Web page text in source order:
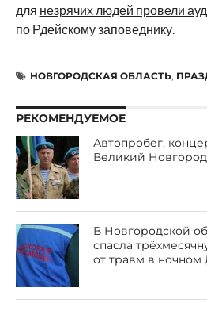
для незрячих людей провели
по Рдейскому заповеднику.
НОВГОРОДСКАЯ ОБЛАСТЬ,
РЕКОМЕНДУЕМОЕ
Автопробег,
Великий
В Новгородской
спасла
от травм в ночном